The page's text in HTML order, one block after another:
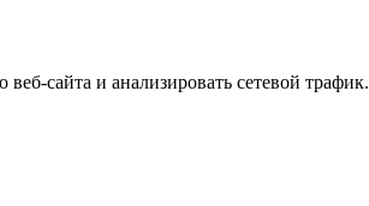
сайта и анализировать сетевой трафик.